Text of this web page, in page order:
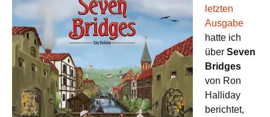
letzten
Ausgabe
hatte ich
über Seven
Bridges
von Ron
Halliday
berichtet,